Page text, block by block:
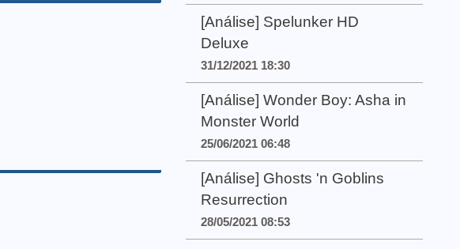
[Análise] Spelunker HD
Deluxe
31/12/2021 18:30
[Análise] Wonder Boy: Asha in
Monster World
25/06/2021 06:48
[Análise] Ghosts 'n Goblins
Resurrection
28/05/2021 08:53